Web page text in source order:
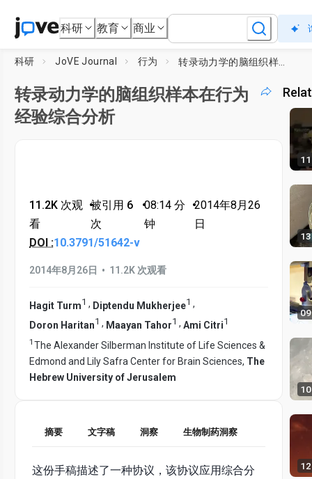
科研 教育 商业
科研 JoVE Journal 行为
转录动力学的脑组织样本在行为
经验综合分析
11.2K 次观
看
•被引用 6
次
•08:14 分
钟
•2014年8月26
日
DOI :10.3791/51642-v
2014年8月26日 • 11.2K 次观看
Hagit Turm1 , Diptendu Mukherjee1 ,
Doron Haritan1 , Maayan Tahor1 , Ami Citri1
1 The Alexander Silberman Institute of Life Sciences &
Edmond and Lily Safra Center for Brain Sciences, The
Hebrew University of Jerusalem
摘要 文字稿 洞察 生物制药洞察
这份手稿描述了一种协议，该协议应用综合分